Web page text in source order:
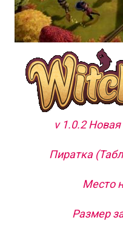
v 1.0.2
Пиратка
Место
Размер